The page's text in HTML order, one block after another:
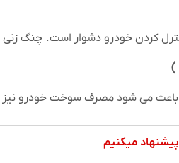
کردن خودرو دشوار است. چنگ
باعث می شود مصرف سوخت خودرو
میکنیم